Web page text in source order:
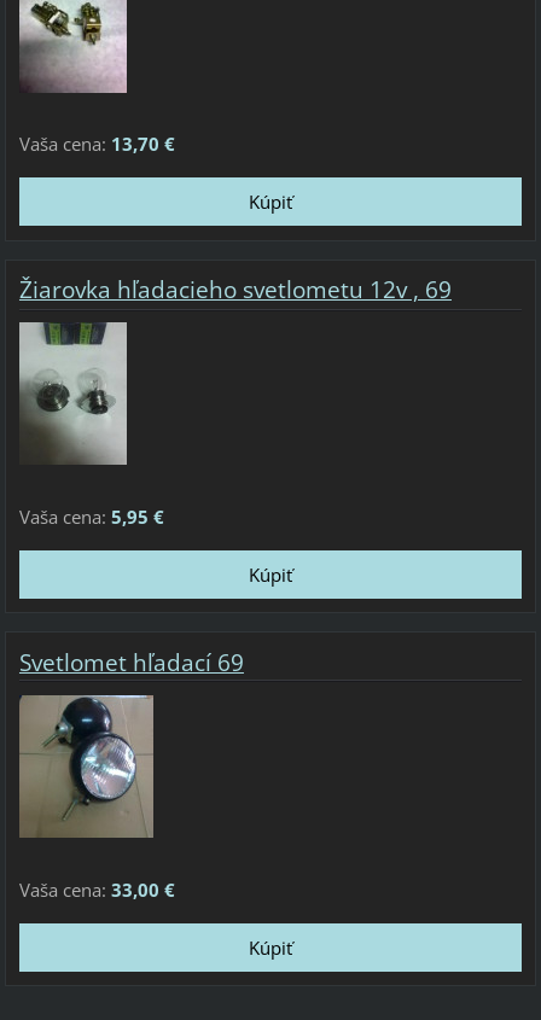
Vaša cena: 13,70 €
Žiarovka hľadacieho svetlometu 12v , 69
Vaša cena: 5,95 €
Svetlomet hľadací 69
Vaša cena: 33,00 €